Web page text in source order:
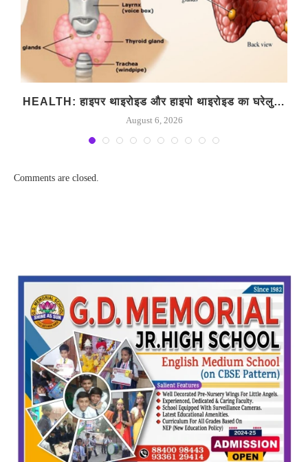
HEALTH: हाइपर थाइरोइड और हाइपो थाइरोइड का घरेलु…
August 6, 2026
Comments are closed.